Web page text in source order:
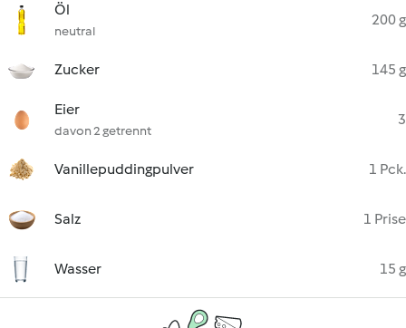
Öl
neutral
200 g
Zucker 145 g
Eier
davon 2 getrennt
3
Vanillepuddingpulver 1 Pck.
Salz 1 Prise
Wasser 15 g